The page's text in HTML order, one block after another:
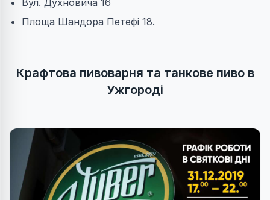
Площа Шандора Петефі 18.
Крафтова пивоварня та танкове пиво в
Ужгороді